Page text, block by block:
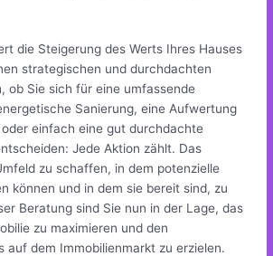
die Steigerung des Werts Ihres Hauses
strategischen und durchdachten
ob Sie sich für eine umfassende
Sanierung, eine Aufwertung
einfach eine gut durchdachte
Jede Aktion zählt. Das
zu schaffen, in dem potenzielle
können und in dem sie bereit sind, zu
Beratung sind Sie nun in der Lage, das
zu maximieren und den
auf dem Immobilienmarkt zu erzielen.